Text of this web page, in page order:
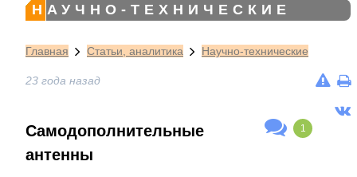
НАУЧНО-ТЕХНИЧЕСКИЕ
Главная Статьи, аналитика Научно-технические
23 года назад
Самодополнительные
антенны
1